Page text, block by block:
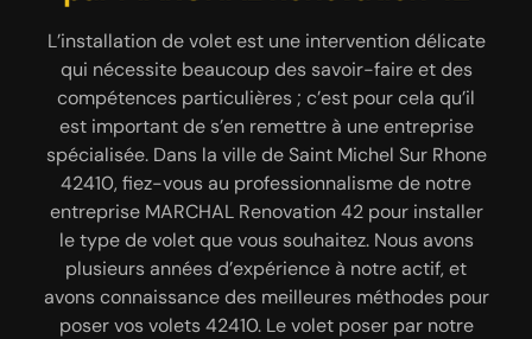
L’installation de volet est une intervention délicate
qui nécessite beaucoup des savoir-faire et des
compétences particulières ; c’est pour cela qu’il
est important de s’en remettre à une entreprise
spécialisée. Dans la ville de Saint Michel Sur Rhone
42410, fiez-vous au professionnalisme de notre
entreprise MARCHAL Renovation 42 pour installer
le type de volet que vous souhaitez. Nous avons
plusieurs années d’expérience à notre actif, et
avons connaissance des meilleures méthodes pour
poser vos volets 42410. Le volet poser par notre
concernant la peinture et le
décapage de volet à Saint
Michel Sur Rhone
Si vous voulez accomplir vos travaux de décapage
et de pose de peinture de volets pour votre maison,
il faut confier les travaux à des professionnels.
Fiez-vous à MARCHAL Renovation 42 pour
accomplir les opérations délicates tel que la
peinture et le décapage de volets, le
remplacement et la mise en place des autres
Il est nécessaire faire une rénovation de votre volet
quand ce dernier commence à devenir terne,
perdre ses couleurs ; et pour y remédier, pensez à
peindre vos volets. Notre entreprise MARCHAL
Renovation 42 met son savoir-faire et compétence
au profit des particuliers et des professionnels
pour réaliser une rénovation de vos volets dans la
ville de Saint Michel Sur Rhone 42410. Nous
sommes une entreprise certifiée par le label RGE
qui n’utilise que des peintures spécifiques et
d’excellente qualité pour peindre vos volets 42410.